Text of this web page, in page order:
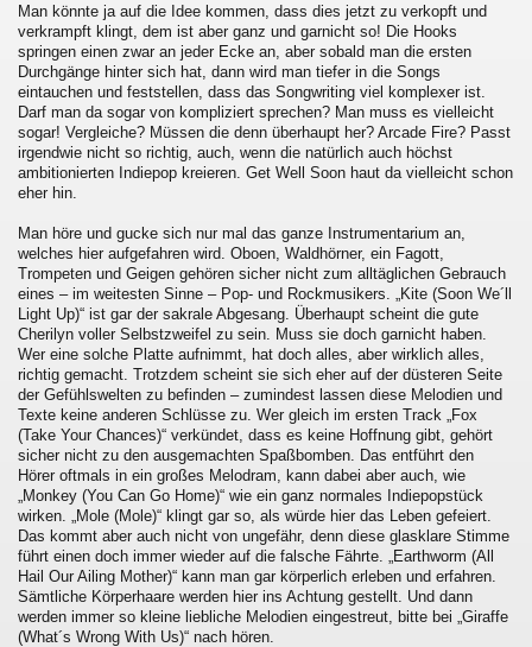
Man könnte ja auf die Idee kommen, dass dies jetzt zu verkopft und
verkrampft klingt, dem ist aber ganz und garnicht so! Die Hooks
springen einen zwar an jeder Ecke an, aber sobald man die ersten
Durchgänge hinter sich hat, dann wird man tiefer in die Songs
eintauchen und feststellen, dass das Songwriting viel komplexer ist.
Darf man da sogar von kompliziert sprechen? Man muss es vielleicht
sogar! Vergleiche? Müssen die denn überhaupt her? Arcade Fire? Passt
irgendwie nicht so richtig, auch, wenn die natürlich auch höchst
ambitionierten Indiepop kreieren. Get Well Soon haut da vielleicht schon
eher hin.
Man höre und gucke sich nur mal das ganze Instrumentarium an,
welches hier aufgefahren wird. Oboen, Waldhörner, ein Fagott,
Trompeten und Geigen gehören sicher nicht zum alltäglichen Gebrauch
eines – im weitesten Sinne – Pop- und Rockmusikers. „Kite (Soon We´ll
Light Up)“ ist gar der sakrale Abgesang. Überhaupt scheint die gute
Cherilyn voller Selbstzweifel zu sein. Muss sie doch garnicht haben.
Wer eine solche Platte aufnimmt, hat doch alles, aber wirklich alles,
richtig gemacht. Trotzdem scheint sie sich eher auf der düsteren Seite
der Gefühlswelten zu befinden – zumindest lassen diese Melodien und
Texte keine anderen Schlüsse zu. Wer gleich im ersten Track „Fox
(Take Your Chances)“ verkündet, dass es keine Hoffnung gibt, gehört
sicher nicht zu den ausgemachten Spaßbomben. Das entführt den
Hörer oftmals in ein großes Melodram, kann dabei aber auch, wie
„Monkey (You Can Go Home)“ wie ein ganz normales Indiepopstück
wirken. „Mole (Mole)“ klingt gar so, als würde hier das Leben gefeiert.
Das kommt aber auch nicht von ungefähr, denn diese glasklare Stimme
führt einen doch immer wieder auf die falsche Fährte. „Earthworm (All
Hail Our Ailing Mother)“ kann man gar körperlich erleben und erfahren.
Sämtliche Körperhaare werden hier ins Achtung gestellt. Und dann
werden immer so kleine liebliche Melodien eingestreut, bitte bei „Giraffe
(What´s Wrong With Us)“ nach hören.